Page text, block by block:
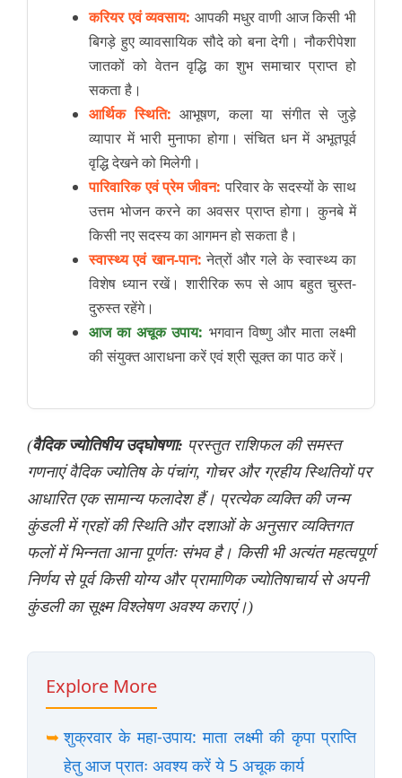
करियर एवं व्यवसाय: आपकी मधुर वाणी आज किसी भी
बिगड़े हुए व्यावसायिक सौदे को बना देगी। नौकरीपेशा
जातकों को वेतन वृद्धि का शुभ समाचार प्राप्त हो
सकता है।
आर्थिक स्थिति: आभूषण, कला या संगीत से जुड़े
व्यापार में भारी मुनाफा होगा। संचित धन में अभूतपूर्व
वृद्धि देखने को मिलेगी।
पारिवारिक एवं प्रेम जीवन: परिवार के सदस्यों के साथ
उत्तम भोजन करने का अवसर प्राप्त होगा। कुनबे में
किसी नए सदस्य का आगमन हो सकता है।
स्वास्थ्य एवं खान-पान: नेत्रों और गले के स्वास्थ्य का
विशेष ध्यान रखें। शारीरिक रूप से आप बहुत चुस्त-
दुरुस्त रहेंगे।
आज का अचूक उपाय: भगवान विष्णु और माता लक्ष्मी
की संयुक्त आराधना करें एवं श्री सूक्त का पाठ करें।
(वैदिक ज्योतिषीय उद्घोषणा: प्रस्तुत राशिफल की समस्त
गणनाएं वैदिक ज्योतिष के पंचांग, गोचर और ग्रहीय स्थितियों पर
आधारित एक सामान्य फलादेश हैं। प्रत्येक व्यक्ति की जन्म
कुंडली में ग्रहों की स्थिति और दशाओं के अनुसार व्यक्तिगत
फलों में भिन्नता आना पूर्णतः संभव है। किसी भी अत्यंत महत्वपूर्ण
निर्णय से पूर्व किसी योग्य और प्रामाणिक ज्योतिषाचार्य से अपनी
कुंडली का सूक्ष्म विश्लेषण अवश्य कराएं।)
Explore More
➥ शुक्रवार के महा-उपाय: माता लक्ष्मी की कृपा प्राप्ति
हेतु आज प्रातः अवश्य करें ये 5 अचूक कार्य